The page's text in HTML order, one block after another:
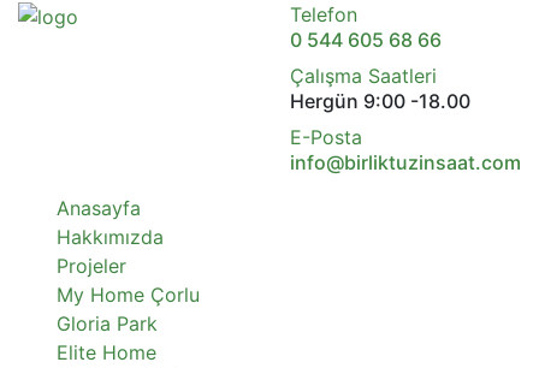
Telefon
0 544 605 68 66
Çalışma Saatleri
Hergün 9:00 -18.00
E-Posta
info@birliktuzinsaat.com
Anasayfa
Hakkımızda
Projeler
My Home Çorlu
Gloria Park
Elite Home